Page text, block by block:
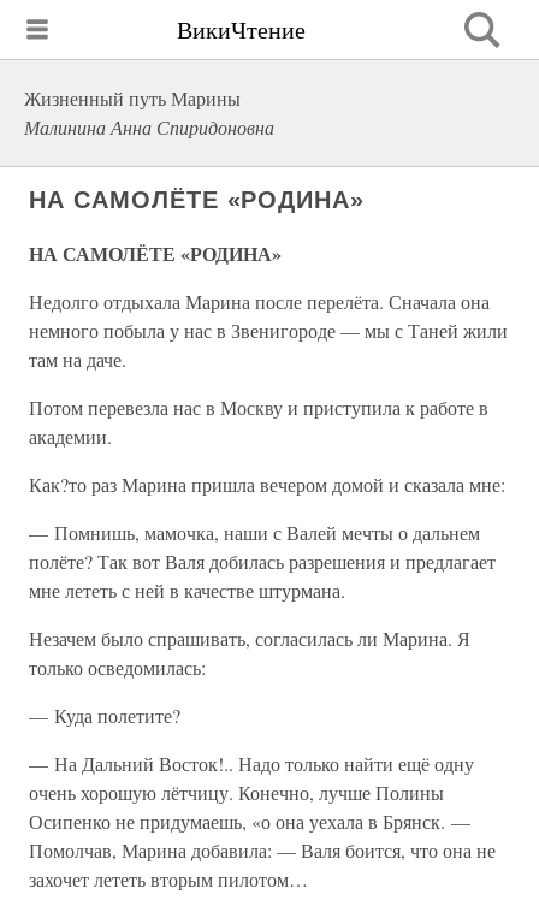
ВикиЧтение
Жизненный путь Марины
Малинина Анна Спиридоновна
НА САМОЛЁТЕ «РОДИНА»
НА САМОЛЁТЕ «РОДИНА»
Недолго отдыхала Марина после перелёта. Сначала она
немного побыла у нас в Звенигороде — мы с Таней жили
там на даче.
Потом перевезла нас в Москву и приступила к работе в
академии.
Как?то раз Марина пришла вечером домой и сказала мне:
— Помнишь, мамочка, наши с Валей мечты о дальнем
полёте? Так вот Валя добилась разрешения и предлагает
мне лететь с ней в качестве штурмана.
Незачем было спрашивать, согласилась ли Марина. Я
только осведомилась:
— Куда полетите?
— На Дальний Восток!.. Надо только найти ещё одну
очень хорошую лётчицу. Конечно, лучше Полины
Осипенко не придумаешь, «о она уехала в Брянск. —
Помолчав, Марина добавила: — Валя боится, что она не
захочет лететь вторым пилотом…